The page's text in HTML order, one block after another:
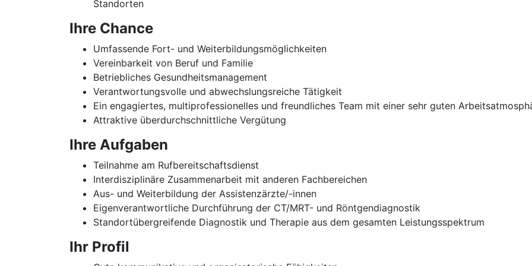
Standorten
Ihre Chance
Umfassende Fort- und Weiterbildungsmöglichkeiten
Vereinbarkeit von Beruf und Familie
Betriebliches Gesundheitsmanagement
Verantwortungsvolle und abwechslungsreiche Tätigkeit
Ein engagiertes, multiprofessionelles und freundliches Team mit einer sehr guten
Attraktive überdurchschnittliche Vergütung
Ihre Aufgaben
Teilnahme am Rufbereitschaftsdienst
Interdisziplinäre Zusammenarbeit mit anderen Fachbereichen
Aus- und Weiterbildung der Assistenzärzte/-innen
Eigenverantwortliche Durchführung der CT/MRT- und Röntgendiagnostik
Standortübergreifende Diagnostik und Therapie aus dem gesamten Leistungsspektrum
Ihr Profil